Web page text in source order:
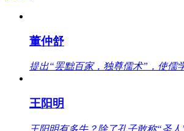
董仲舒
提出“罢黜百家，独尊儒术”，使儒
王阳明
王阳明有多牛？除了孔子敢称“圣